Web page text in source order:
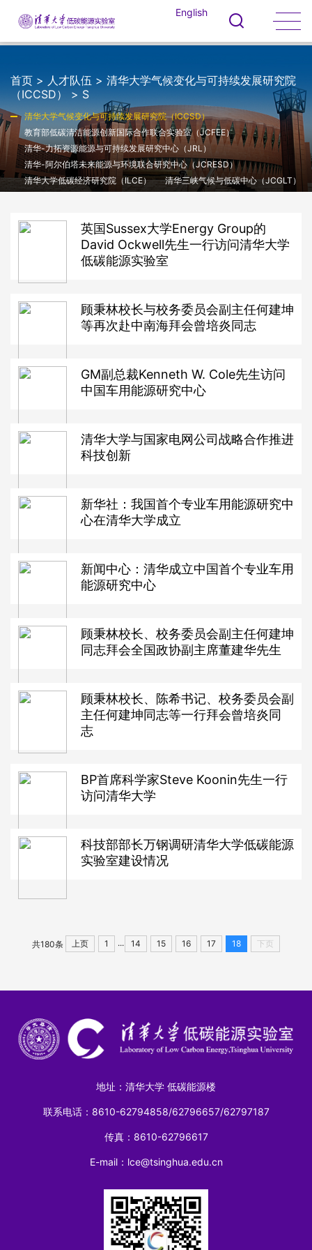
English
首页 > 人才队伍 > 清华大学气候变化与可持续发展研究院
（ICCSD）
> S
清华大学气候变化与可持续发展研究院（ICCSD）
教育部低碳清洁能源创新国际合作联合实验室（JCFEE）
清华-力拓资源能源与可持续发展研究中心（JRL）
清华-阿尔伯塔未来能源与环境联合研究中心（JCRESD）
清华大学低碳经济研究院（ILCE）
清华三峡气候与低碳中心（JCGLT）
英国Sussex大学Energy Group的
David Ockwell先生一行访问清华大学
低碳能源实验室
顾秉林校长与校务委员会副主任何建坤
等再次赴中南海拜会曾培炎同志
GM副总裁Kenneth W. Cole先生访问
中国车用能源研究中心
清华大学与国家电网公司战略合作推进
科技创新
新华社：我国首个专业车用能源研究中
心在清华大学成立
新闻中心：清华成立中国首个专业车用
能源研究中心
顾秉林校长、校务委员会副主任何建坤
同志拜会全国政协副主席董建华先生
顾秉林校长、陈希书记、校务委员会副
主任何建坤同志等一行拜会曾培炎同
志
BP首席科学家Steve Koonin先生一行
访问清华大学
科技部部长万钢调研清华大学低碳能源
实验室建设情况
共180条 上页 1 ... 14 15 16 17 18 下页
地址：清华大学 低碳能源楼
联系电话：8610-62794858/62796657/62797187
传真：8610-62796617
E-mail：lce@tsinghua.edu.cn